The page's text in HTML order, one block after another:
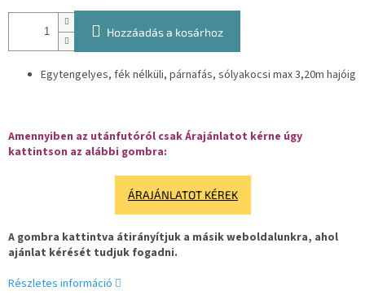
Hozzáadás a kosárhoz
Egytengelyes, fék nélküli, párnafás, sólyakocsi max 3,20m hajóig
Amennyiben az utánfutóról csak Árajánlatot kérne úgy
kattintson az alábbi gombra:
ÁRAJÁNLATOT KÉREK
A gombra kattintva átirányítjuk a másik weboldalunkra, ahol
ajánlat kérését tudjuk fogadni.
Részletes információ